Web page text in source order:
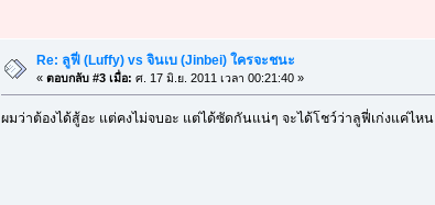
Re: ลูฟี่ (Luffy) vs จินเบ (Jinbei) ใครจะชนะ
«ตอบกลับ #3 เมื่อ: ศ. 17 มิ.ย. 2011 เวลา 00:21:40 »
ผมว่าต้องได้สู้อะ แต่คงไม่จบอะ แต่ได้ซัดกันแน่ๆ จะได้โชว์ว่าลูฟี่เก่งแค่ไหน